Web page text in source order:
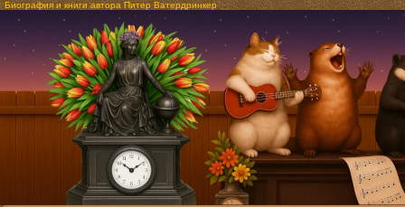
Биография и книги автора Питер Ватердринкер